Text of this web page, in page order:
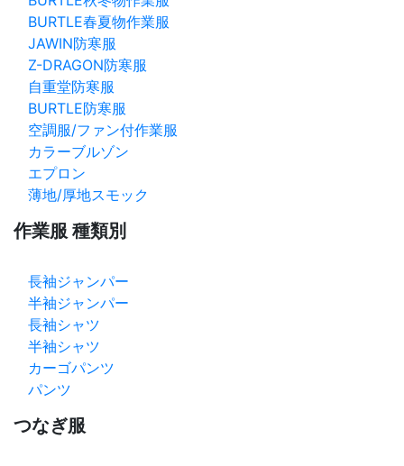
BURTLE春夏物作業服
JAWIN防寒服
Z-DRAGON防寒服
自重堂防寒服
BURTLE防寒服
空調服/ファン付作業服
カラーブルゾン
エプロン
薄地/厚地スモック
作業服 種類別
長袖ジャンパー
半袖ジャンパー
長袖シャツ
半袖シャツ
カーゴパンツ
パンツ
つなぎ服